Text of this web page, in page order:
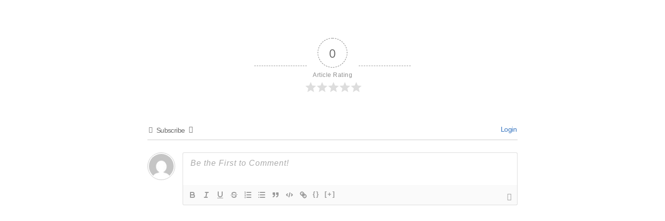
0
Article Rating
Subscribe Login
{} [+]